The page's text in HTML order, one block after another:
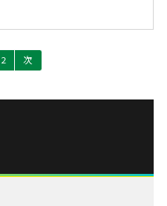
2 次